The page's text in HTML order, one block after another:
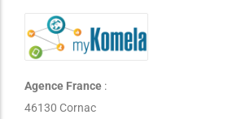
Agence France :
46130 Cornac